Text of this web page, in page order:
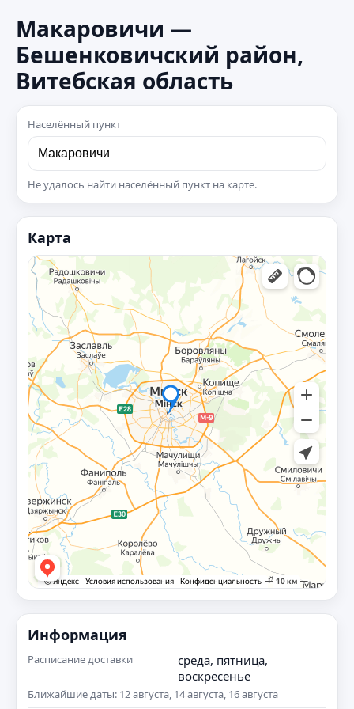
Макаровичи —
Бешенковичский район,
Витебская область
Населённый пункт
Не удалось найти населённый пункт на карте.
Карта
Информация
Расписание доставки
среда, пятница,
воскресенье
Ближайшие даты: 12 августа, 14 августа, 16 августа